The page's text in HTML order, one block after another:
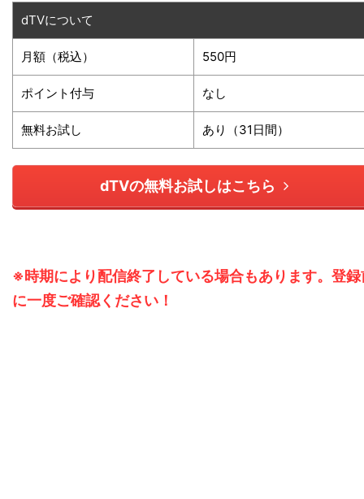
dTVについて
月額（税込） 550円
ポイント付与 なし
無料お試し あり（31日間）
dTVの無料お試しはこちら
※時期により配信終了している場合もあります。登録
に一度ご確認ください！